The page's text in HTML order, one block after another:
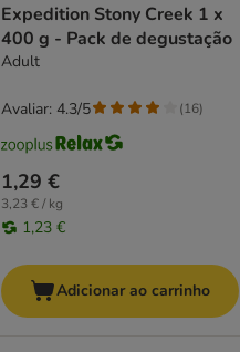
Expedition Stony Creek 1 x
400 g - Pack de degustação
Adult
1,29 €
3,23 € / kg
1,23 €
Avaliar: 4.3/5 (16)
Adicionar ao carrinho